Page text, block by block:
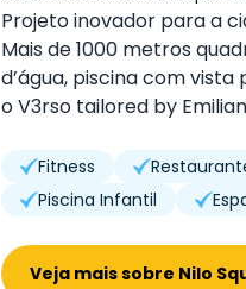
Projeto inovador para a
Mais de 1000 metros
d’água, piscina com
o V3rso tailored by
Fitness
Piscina Infantil
Veja mais sobre Nilo